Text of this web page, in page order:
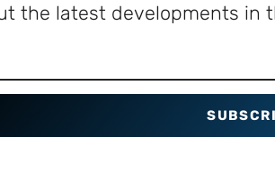
the latest developments in